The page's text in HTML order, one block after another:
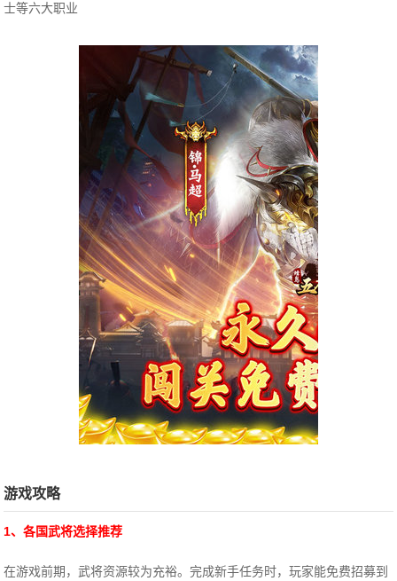
士等六大职业
游戏攻略
1、各国武将选择推荐
在游戏前期，武将资源较为充裕。完成新手任务时，玩家能免费招募到